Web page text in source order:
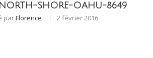
SHORE-OAHU-8649
parFlorence 2 février 2016